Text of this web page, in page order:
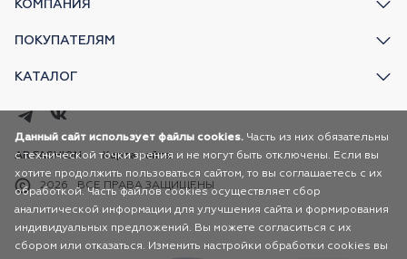
КОМПАНИЯ
ПОКУПАТЕЛЯМ
КАТАЛОГ
2026 ВСЕ ПРАВА ЗАЩИЩЕНЫ
AR FASHION Карта сайта
Данный сайт использует файлы cookies. Часть из них обязательны
с технической точки зрения и не могут быть отключены. Если вы
хотите продолжить пользоваться сайтом, то вы соглашаетесь с их
обработкой. Часть файлов cookies осуществляет сбор
аналитической информации для улучшения сайта и формирования
индивидуальных предложений. Вы можете согласиться с их
сбором или отказаться. Изменить настройки обработки cookies вы